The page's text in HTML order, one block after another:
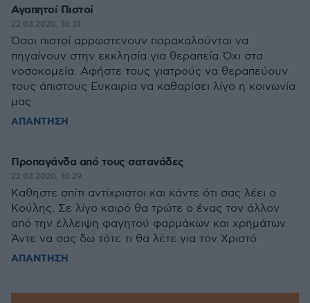
Αγαπητοί Πιστοί
22.03.2020, 10:31
Όσοι πιστοί αρρωστενουν παρακαλούνται να
πηγαίνουν στην εκκλησία για θεραπεία Όχι στα
νοσοκομεία. Αφήστε τους γιατρούς να θεραπεύουν
τους άπιστους Ευκαιρία να καθαρίσει λίγο η κοινωνία
μας
ΑΠΑΝΤΗΣΗ
Προπαγάνδα από τους σατανάδες
22.03.2020, 10:29
Καθηστε σπίτι αντίχριστοι και κάντε ότι σας λέει ο
Κούλης. Σε λίγο καιρό θα τρώτε ο ένας τον άλλον
από την έλλειψη φαγητού φαρμάκων και χρημάτων.
Άντε να σας δω τότε τι θα λέτε για τον Χριστό
ΑΠΑΝΤΗΣΗ